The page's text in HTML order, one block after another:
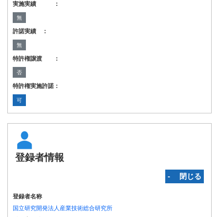
実施実績 ：
無
許諾実績 ：
無
特許権譲渡 ：
否
特許権実施許諾：
可
登録者情報
‐ 閉じる
登録者名称
国立研究開発法人産業技術総合研究所